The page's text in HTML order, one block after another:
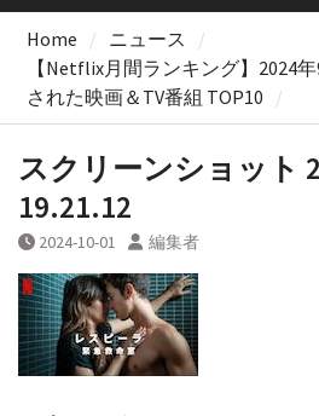
Home
ニュース
【Netflix月間ランキング】2024
された映画＆TV番組 TOP10
スクリーンショット
19.21.12
2024-10-01 編集者